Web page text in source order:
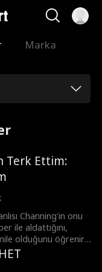
Marka
Terk Ettim:
Channing'in onu
ile aldattığını,
olduğunu öğrenir.
Esther, namıdiğer